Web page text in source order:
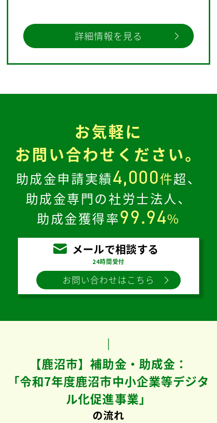
詳細情報を見る
お気軽に
お問い合わせください。
助成金申請実績4,000件超、
助成金専門の社労士法人、
助成金獲得率99.94%
メールで相談する
24時間受付
お問い合わせはこちら
【鹿沼市】補助金・助成金：
「令和7年度鹿沼市中小企業等デジタ
ル化促進事業」
の流れ